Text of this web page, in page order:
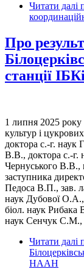
Читати далі
Про
станції
1 липня 2025 року
культур і
доктора с.-г. наук
В.В., доктора с.-г.
Чернуського В.В.,
заступника
Педоса В.П., зав.
наук Дубової
біол. наук Рибака
наук Сенчук С.М.,
Читати далі
НААН